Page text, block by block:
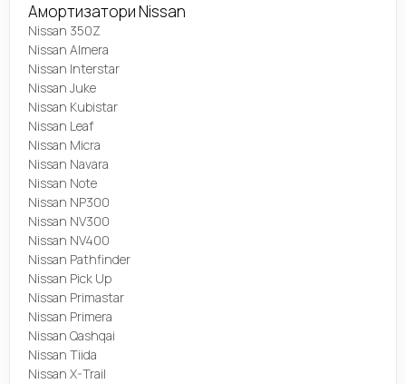
Амортизатори Nissan
Nissan 350Z
Nissan Almera
Nissan Interstar
Nissan Juke
Nissan Kubistar
Nissan Leaf
Nissan Micra
Nissan Navara
Nissan Note
Nissan NP300
Nissan NV300
Nissan NV400
Nissan Pathfinder
Nissan Pick Up
Nissan Primastar
Nissan Primera
Nissan Qashqai
Nissan Tiida
Nissan X-Trail